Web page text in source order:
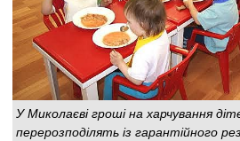
У Миколаєві гроші на харчування
перерозподілять із гарантійного